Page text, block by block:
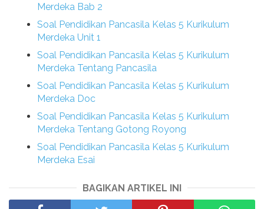
Merdeka Bab 2
Soal Pendidikan Pancasila Kelas 5 Kurikulum
Merdeka Unit 1
Soal Pendidikan Pancasila Kelas 5 Kurikulum
Merdeka Tentang Pancasila
Soal Pendidikan Pancasila Kelas 5 Kurikulum
Merdeka Doc
Soal Pendidikan Pancasila Kelas 5 Kurikulum
Merdeka Tentang Gotong Royong
Soal Pendidikan Pancasila Kelas 5 Kurikulum
Merdeka Esai
BAGIKAN ARTIKEL INI